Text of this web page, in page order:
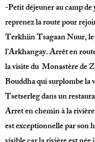
-Petit déjeuner au camp
reprenez la route pour
Terkhiin Tsagaan Nuur, le
l’Arkhangay. Arrêt en
la visite du Monastère de
Bouddha qui surplombe
Tsetserleg dans un
Arret en chemin à la
est exceptionnelle par son